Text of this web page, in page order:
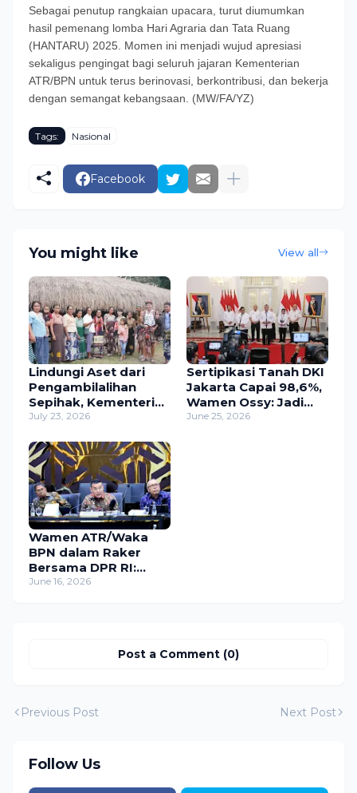
Sebagai penutup rangkaian upacara, turut diumumkan
hasil pemenang lomba Hari Agraria dan Tata Ruang
(HANTARU) 2025. Momen ini menjadi wujud apresiasi
sekaligus pengingat bagi seluruh jajaran Kementerian
ATR/BPN untuk terus berinovasi, berkontribusi, dan bekerja
dengan semangat kebangsaan. (MW/FA/YZ)
Tags: Nasional
Facebook
You might like View all
Lindungi Aset dari
Pengambilalihan
Sepihak, Kementerian
ATR/BPN Targetkan
Tanah Ulayat di
Sumba Timur
July 23, 2026
Sertipikasi Tanah DKI
Jakarta Capai 98,6%,
Wamen Ossy: Jadi
Contoh Baik bagi
June 25, 2026
Wamen ATR/Waka
BPN dalam Raker
Bersama DPR RI:
Kawasan Hutan
June 16, 2026
Post a Comment (0)
Previous Post Next Post
Follow Us